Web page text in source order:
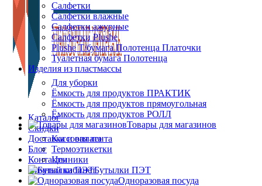
Каталог
Скидки
Доставка и оплата
Блог
Контакты
Личный кабинет
Салфетки
Салфетки влажные
Салфетки ажурные
Салфетки Plushe
Plushe Т/бумага Полотенца Платочки
Туалетная бумага Полотенца
Изделия из пластмассы
Для уборки
Ёмкость для продуктов ПРАКТИК
Ёмкость для продуктов прямоугольная
Ёмкость для продуктов РОЛЛ
Товары для магазинов
Кассовая лента
Термоэтикетки
Ценники
Бутылки ПЭТ
Одноразовая посуда